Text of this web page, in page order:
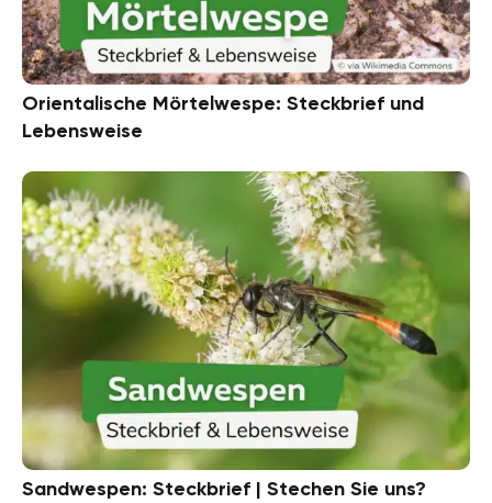
Orientalische Mörtelwespe: Steckbrief und
Lebensweise
Sandwespen: Steckbrief | Stechen Sie uns?